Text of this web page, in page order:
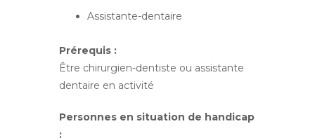
Assistante-dentaire
Prérequis :
Être chirurgien-dentiste ou assistante
dentaire en activité
Personnes en situation de handicap
: